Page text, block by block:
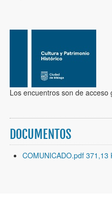
Los encuentros son de
DOCUMENTOS
COMUNICADO.pdf 371,13